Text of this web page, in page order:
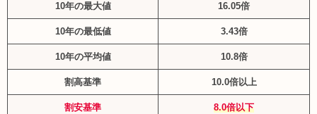
10年の最大値 16.05倍
10年の最低値 3.43倍
10年の平均値 10.8倍
割高基準 10.0倍以上
割安基準 8.0倍以下